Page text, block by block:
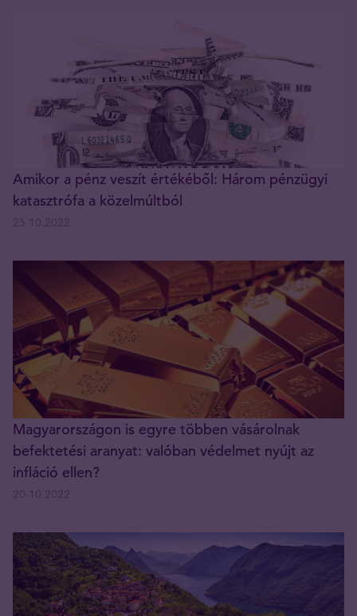
Amikor a pénz veszít értékéből: Három pénzügyi
katasztrófa a közelmúltból
Magyarországon is egyre többen vásárolnak
befektetési aranyat: valóban védelmet nyújt az
infláció ellen?